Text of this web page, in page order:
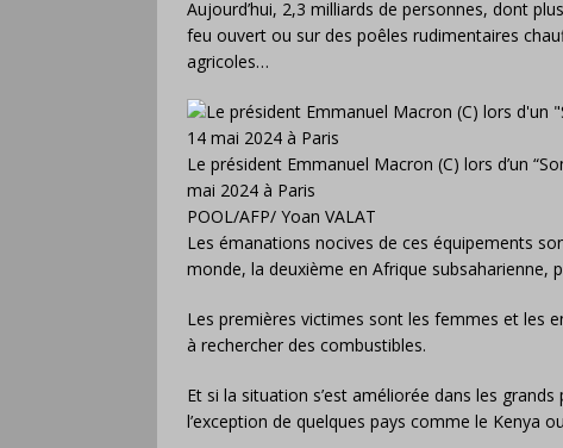
Aujourd’hui, 2,3 milliards de personnes, dont
feu ouvert ou sur des poêles rudimentaires
agricoles…
Le président Emmanuel Macron (C) lors d’un
mai 2024 à Paris
POOL/AFP/ Yoan VALAT
Les émanations nocives de ces équipements
monde, la deuxième en Afrique subsaharienne,
Les premières victimes sont les femmes et les
à rechercher des combustibles.
Et si la situation s’est améliorée dans les grands
l’exception de quelques pays comme le Kenya